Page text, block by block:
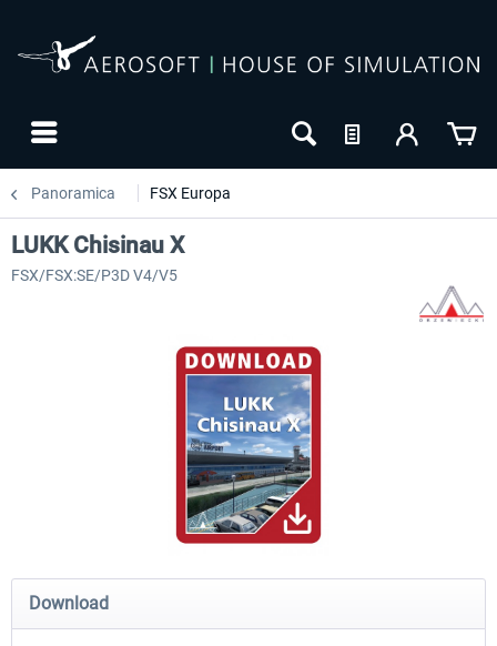
Panoramica FSX Europa
Mega Airport Frankfurt V2.0 Mega Airport Berlin
LUKK Chisinau X
FSX/FSX:SE/P3D V4/V5
Download